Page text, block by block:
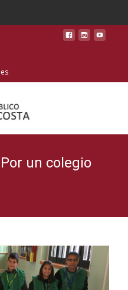
un colegio